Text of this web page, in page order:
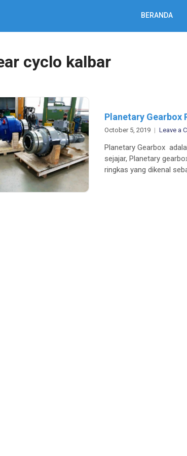
BERANDA
cyclo kalbar
Planetary
October 5, 2019 Leave a
Planetary Gearbox
sejajar, Planetary
ringkas yang dikenal